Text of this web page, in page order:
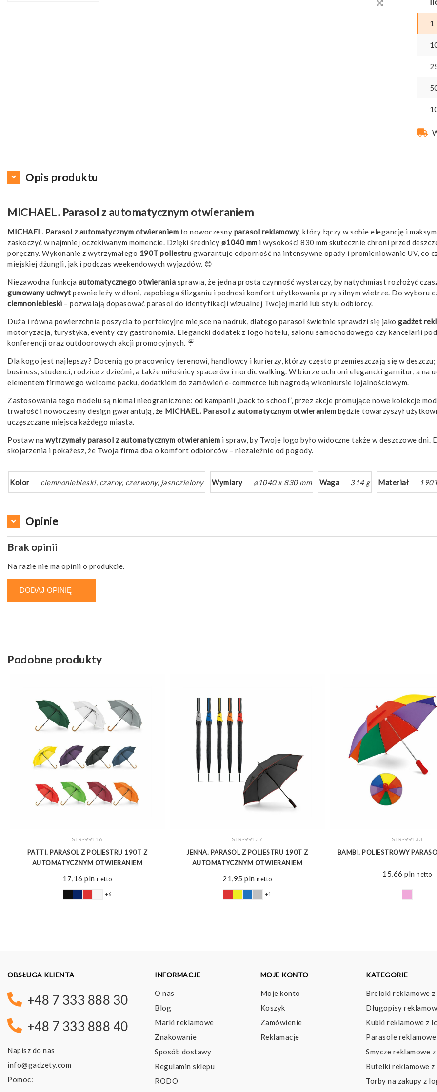
1
Opis produktu
MICHAEL. Parasol z automatycznym otwieraniem
MICHAEL. Parasol z automatycznym otwieraniem to nowoczesny parasol reklamowy, który łączy w sobie elegancję i
zaskoczyć w najmniej oczekiwanym momencie. Dzięki średnicy ø1040 mm i wysokości 830 mm skutecznie chroni przed
poręczny. Wykonanie z wytrzymałego 190T poliestru gwarantuje odporność na intensywne opady i promieniowanie UV, co
miejskiej dżungli, jak i podczas weekendowych wyjazdów. 😊
Niezawodna funkcja automatycznego otwierania sprawia, że jedna prosta czynność wystarczy, by natychmiast rozłożyć
gumowany uchwyt pewnie leży w dłoni, zapobiega ślizganiu i podnosi komfort użytkowania przy silnym wietrze. Do wyboru
ciemnoniebieski – pozwalają dopasować parasol do identyfikacji wizualnej Twojej marki lub stylu odbiorcy.
Duża i równa powierzchnia poszycia to perfekcyjne miejsce na nadruk, dlatego parasol świetnie sprawdzi się jako gadżet
motoryzacja, turystyka, eventy czy gastronomia. Elegancki dodatek z logo hotelu, salonu samochodowego czy kancelarii
konferencji oraz outdoorowych akcji promocyjnych. ☔
Dla kogo jest najlepszy? Docenią go pracownicy terenowi, handlowcy i kurierzy, którzy często przemieszczają się w
business; studenci, rodzice z dziećmi, a także miłośnicy spacerów i nordic walking. W biurze ochroni elegancki garnitur, a na
elementem firmowego welcome packu, dodatkiem do zamówień e-commerce lub nagrodą w konkursie lojalnościowym.
Zastosowania tego modelu są niemal nieograniczone: od kampanii „back to school”, przez akcje promujące nowe kolekcje
trwałość i nowoczesny design gwarantują, że MICHAEL. Parasol z automatycznym otwieraniem będzie towarzyszył
uczęszczane miejsca każdego miasta.
Postaw na wytrzymały parasol z automatycznym otwieraniem i spraw, by Twoje logo było widoczne także w deszczowe dni.
skojarzenia i pokażesz, że Twoja firma dba o komfort odbiorców – niezależnie od pogody.
Kolor ciemnoniebieski, czarny, czerwony, jasnozielony Wymiary ø1040 x 830 mm Waga 314 g Materiał
Opinie
Brak opinii
Na razie nie ma opinii o produkcie.
DODAJ OPINIĘ
Podobne produkty
ZOBACZ WIĘCEJ
STR-99116
PATTI. PARASOL Z POLIESTRU 190T Z
AUTOMATYCZNYM OTWIERANIEM
17,16pln netto
+6
ZOBACZ WIĘCEJ
STR-99137
JENNA. PARASOL Z POLIESTRU 190T Z
AUTOMATYCZNYM OTWIERANIEM
21,95pln netto
+1
ZOBACZ WIĘCEJ
STR-99133
BAMBI. POLIESTROWY
15,66pln netto
OBSŁUGA KLIENTA
+48 7 333 888 30
+48 7 333 888 40
Napisz do nas
info@gadzety.com
Pomoc:
INFORMACJE
O nas
Blog
Marki reklamowe
Znakowanie
Sposób dostawy
Regulamin sklepu
RODO
MOJE KONTO
Moje konto
Koszyk
Zamówienie
Reklamacje
KATEGORIE
Breloki reklamowe
Długopisy
Kubki reklamowe z
Parasole
Smycze reklamowe
Butelki reklamowe z
Torby na zakupy z